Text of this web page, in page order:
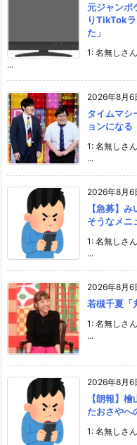
元ジャンポ
りTikTok
た」
1: 名無しさ
...
2026年8月6
タイムマシ
ョンになる
1: 名無しさ
...
2026年8月6
【急募】
そうなメニ
1: 名無しさ
...
2026年8月6
若槻千夏「
1: 名無しさ
...
2026年8月6
【朗報】
たおさや
1: 名無しさ